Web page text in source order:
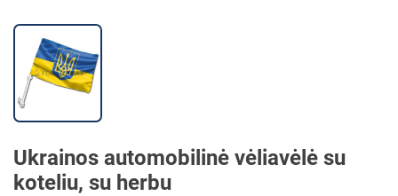
Ukrainos automobilinė vėliavėlė su
koteliu, su herbu